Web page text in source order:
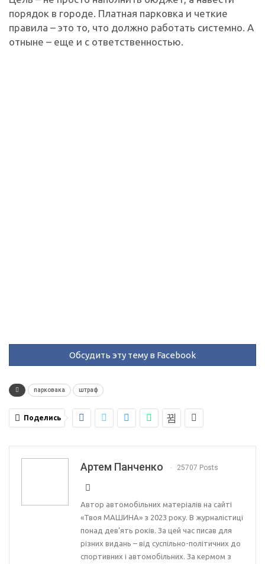
порядок в городе. Платная парковка и четкие
правила – это то, что должно работать системно. А
отныне – еще и с ответственностью.
Обсудить эту тему в Facebook
парковака штраф
Поделись
Артем Панченко 25707 Posts
Автор автомобільних матеріалів на сайті
«Твоя МАШИНА» з 2023 року. В журналістиці
понад дев’ять років. За цей час писав для
різних видань – від суспільно-політичних до
спортивних і автомобільних. За кермом з